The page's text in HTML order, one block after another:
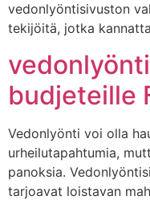
vedonlyöntisivuston
tekijöitä, jotka
budjeteille
Vedonlyönti voi olla
urheilutapahtumia,
panoksia.
tarjoavat loistavan